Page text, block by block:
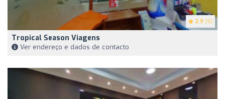
2.9 (9)
Tropical Season Viagens
Ver endereço e dados de contacto